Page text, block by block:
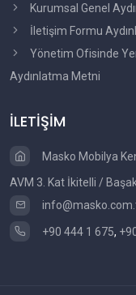
Kurumsal Genel
İletişim Formu
Yönetim Ofisinde
Aydınlatma Metni
İLETİŞİM
Masko Mobilya
AVM 3. Kat İkitelli /
+90 444 1 675,